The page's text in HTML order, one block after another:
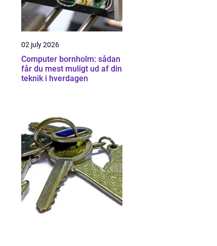
02 july 2026
Computer bornholm: sådan
får du mest muligt ud af din
teknik i hverdagen